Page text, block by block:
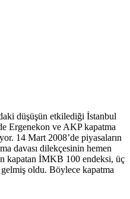
düşüşün etkilediği İstanbul
Ergenekon ve AKP kapatma
14 Mart 2008’de piyasaların
davası dilekçesinin hemen
kapatan İMKB 100 endeksi, üç
oldu. Böylece kapatma